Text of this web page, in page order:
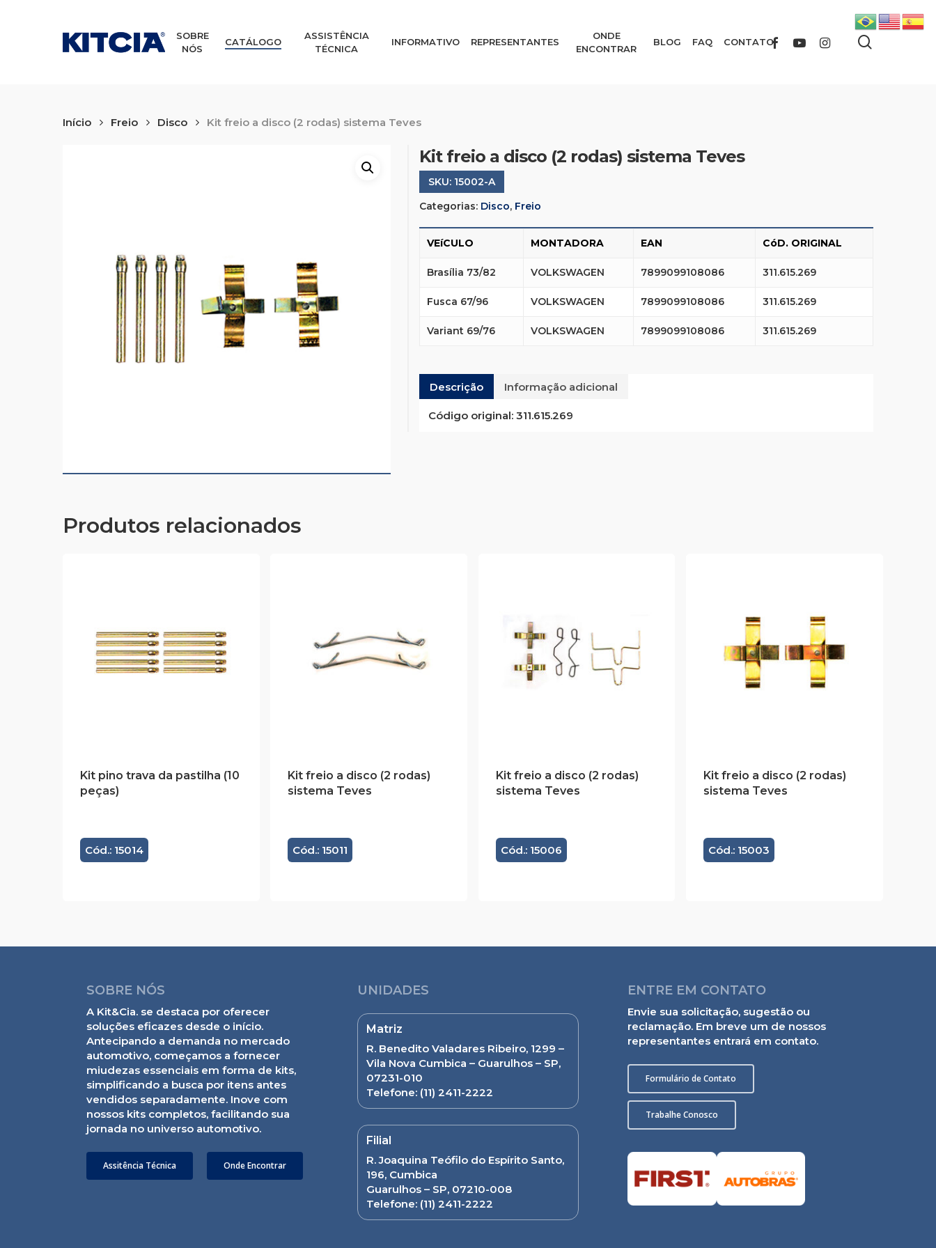
SOBRE
NÓS
CATÁLOGO
ASSISTÊNCIA
TÉCNICA
INFORMATIVO REPRESENTANTES
ONDE
ENCONTRAR
BLOG FAQ CONTATOFACEBOOKYOUTUBEINSTAGRAM
Início Freio Disco Kit freio a disco (2 rodas) sistema Teves
Kit freio a disco (2 rodas) sistema Teves
SKU: 15002-A
Categorias: Disco, Freio
VEíCULO MONTADORA EAN CóD. ORIGINAL
Brasília 73/82 VOLKSWAGEN 7899099108086 311.615.269
Fusca 67/96 VOLKSWAGEN 7899099108086 311.615.269
Variant 69/76 VOLKSWAGEN 7899099108086 311.615.269
Descrição Informação adicional
Código original:311.615.269
Produtos relacionados
Kit pino trava da pastilha (10
peças)
Cód.: 15014
Kit freio a disco (2 rodas)
sistema Teves
Cód.: 15011
Kit freio a disco (2 rodas)
sistema Teves
Cód.: 15006
Kit freio a disco (2 rodas)
sistema Teves
Cód.: 15003
SOBRE NÓS
A Kit&Cia. se destaca por oferecer
soluções eficazes desde o início.
Antecipando a demanda no mercado
automotivo, começamos a fornecer
miudezas essenciais em forma de kits,
simplificando a busca por itens antes
vendidos separadamente. Inove com
nossos kits completos, facilitando sua
jornada no universo automotivo.
Assitência Técnica Onde Encontrar
UNIDADES
Matriz
R. Benedito Valadares Ribeiro, 1299 –
Vila Nova Cumbica – Guarulhos – SP,
07231-010
Telefone: (11) 2411-2222
Filial
R. Joaquina Teófilo do Espírito Santo,
196, Cumbica
Guarulhos – SP, 07210-008
Telefone: (11) 2411-2222
ENTRE EM CONTATO
Envie sua solicitação, sugestão ou
reclamação. Em breve um de nossos
representantes entrará em contato.
Formulário de Contato
Trabalhe Conosco